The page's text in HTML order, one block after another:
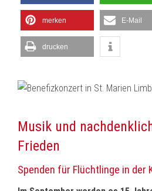
merken E-Mail
drucken
Musik und
Frieden
Spenden für Flüchtlinge in der